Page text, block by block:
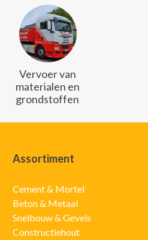
Vervoer van
materialen en
grondstoffen
Assortiment
Cement & Mortel
Beton & Metaal
Snelbouw & Gevels
Constructiehout